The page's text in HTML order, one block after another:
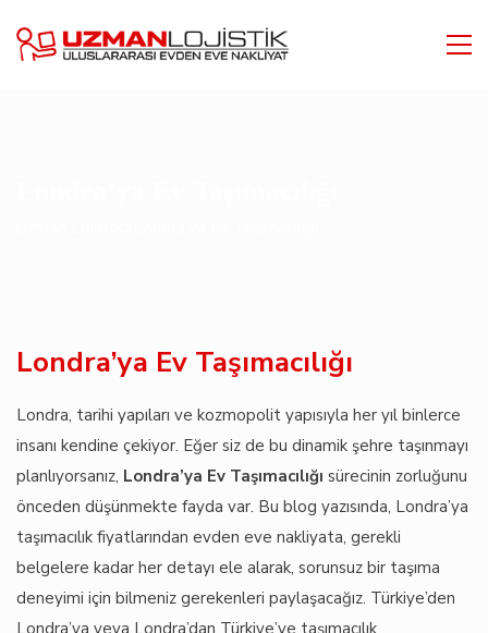
Londra’ya Ev Taşımacılığı
Londra, tarihi yapıları ve kozmopolit yapısıyla her yıl binlerce
insanı kendine çekiyor. Eğer siz de bu dinamik şehre taşınmayı
planlıyorsanız, Londra’ya Ev Taşımacılığı sürecinin zorluğunu
önceden düşünmekte fayda var. Bu blog yazısında, Londra’ya
taşımacılık fiyatlarından evden eve nakliyata, gerekli
belgelere kadar her detayı ele alarak, sorunsuz bir taşıma
deneyimi için bilmeniz gerekenleri paylaşacağız. Türkiye’den
Londra’ya veya Londra’dan Türkiye’ye taşımacılık